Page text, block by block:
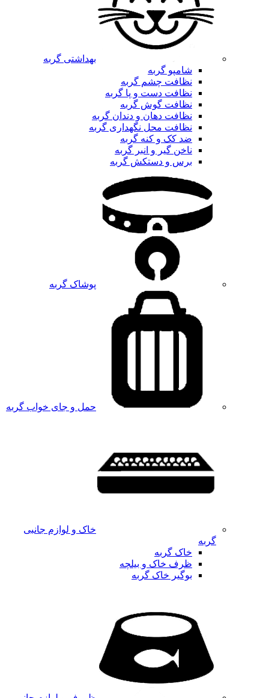
بهداشتی گربه
شامپو گربه
نظافت چشم گربه
نظافت دست و پا گربه
نظافت گوش گربه
نظافت دهان و دندان گربه
نظافت محل نگهداری گربه
ضد کک و کنه گربه
ناخن گیر و انبر گربه
برس و دستکش گربه
پوشاک گربه
حمل و جای خواب گربه
خاک و لوازم جانبی
گربه
خاک گربه
ظرف خاک و بیلچه
بوگیر خاک گربه